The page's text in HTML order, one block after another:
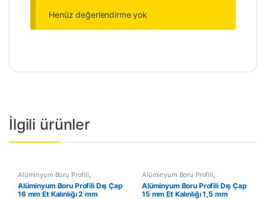
Henüz değerlendirme yok
İlgili ürünler
Alüminyum Boru Profili,
Alüminyum Profil En Çok
Satanlar,İndirimli Ürünler
Alüminyum Boru Profili Dış Çap
16 mm Et Kalınlığı 2 mm
Alüminyum Boru Profili,
Alüminyum Profil En Çok
Satanlar,İndirimli Ürünler
Alüminyum Boru Profili Dış Çap
15 mm Et Kalınlığı 1,5 mm